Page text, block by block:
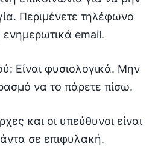
Περιμένετε τηλέφωνο
email.
Είναι φυσιολογικά. Μην
να το πάρετε πίσω.
και οι υπεύθυνοι είναι
σε επιφυλακή.